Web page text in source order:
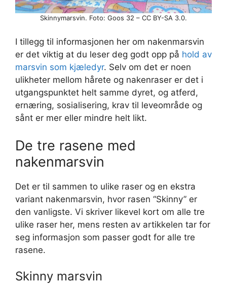
Skinnymarsvin. Foto: Goos 32 – CC BY-SA 3.0.
I tillegg til informasjonen her om nakenmarsvin
er det viktig at du leser deg godt opp på hold av
marsvin som kjæledyr. Selv om det er noen
ulikheter mellom hårete og nakenraser er det i
utgangspunktet helt samme dyret, og atferd,
ernæring, sosialisering, krav til leveområde og
sånt er mer eller mindre helt likt.
De tre rasene med
nakenmarsvin
Det er til sammen to ulike raser og en ekstra
variant nakenmarsvin, hvor rasen “Skinny” er
den vanligste. Vi skriver likevel kort om alle tre
ulike raser her, mens resten av artikkelen tar for
seg informasjon som passer godt for alle tre
rasene.
Skinny marsvin